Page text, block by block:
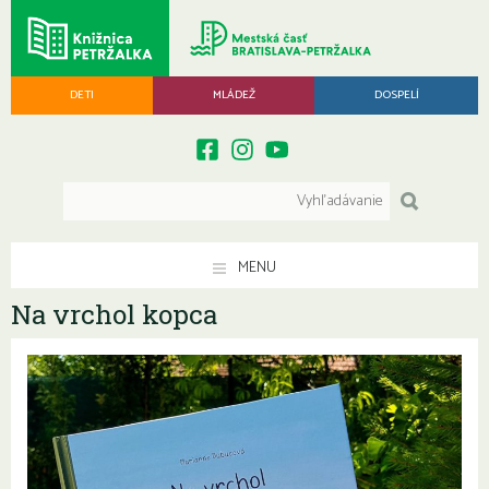
DETI MLÁDEŽ DOSPELÍ
MENU
Na vrchol kopca